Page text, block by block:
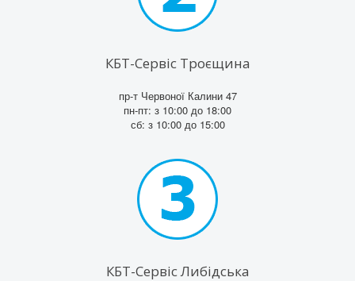
КБТ-Сервіс Троєщина
пр-т Червоної Калини 47
пн-пт: з 10:00 до 18:00
сб: з 10:00 до 15:00
КБТ-Сервіс Либідська